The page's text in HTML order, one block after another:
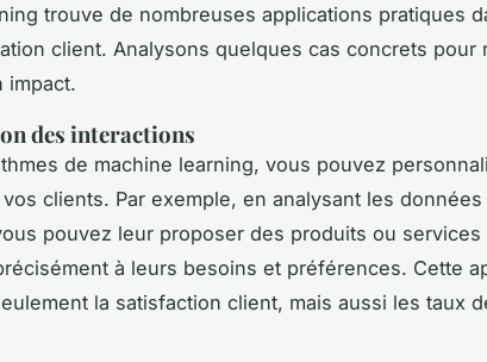
trouve de nombreuses applications pratiques
client. Analysons quelques cas concrets pour
impact.
des interactions
de machine learning, vous pouvez
clients. Par exemple, en analysant les
pouvez leur proposer des produits ou services
à leurs besoins et préférences. Cette
la satisfaction client, mais aussi les taux